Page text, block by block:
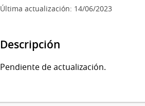
Última actualización: 14/06/2023
Descripción
Pendiente de actualización.